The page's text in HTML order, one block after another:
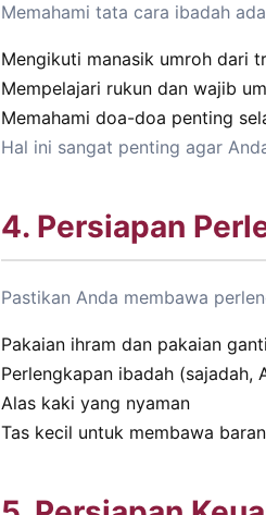
Memahami tata cara ibadah
Mengikuti manasik umroh dari
Mempelajari rukun dan wajib
Memahami doa-doa penting
Hal ini sangat penting agar
4. Persiapan
Pastikan Anda membawa
Pakaian ihram dan pakaian
Perlengkapan ibadah (sajadah,
Alas kaki yang nyaman
Tas kecil untuk membawa